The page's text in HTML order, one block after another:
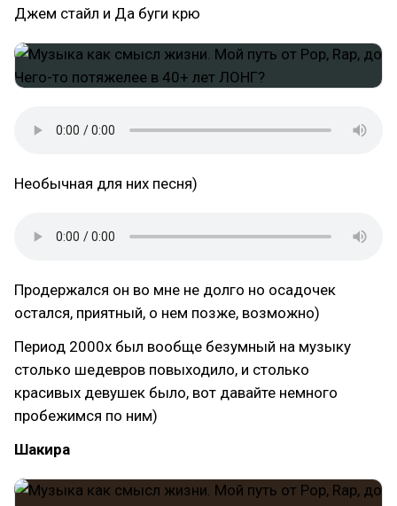
Джем стайл и Да буги крю
Необычная для них песня)
Продержался он во мне не долго но осадочек
остался, приятный, о нем позже, возможно)
Период 2000х был вообще безумный на музыку
столько шедевров повыходило, и столько
красивых девушек было, вот давайте немного
пробежимся по ним)
Шакира